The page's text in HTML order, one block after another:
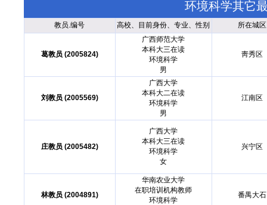
环境科学其它
教员.编号 高校、目前身份、专业、性别 所在城区
葛教员 (2005824)
广西师范大学
本科大三在读
环境科学
男
靑秀区
刘教员 (2005569)
广西大学
本科大二在读
环境科学
男
江南区
庄教员 (2005482)
广西大学
本科大三在读
环境科学
女
兴宁区
林教员 (2004891)
华南农业大学
在职培训机构教师
环境科学
番禺大石